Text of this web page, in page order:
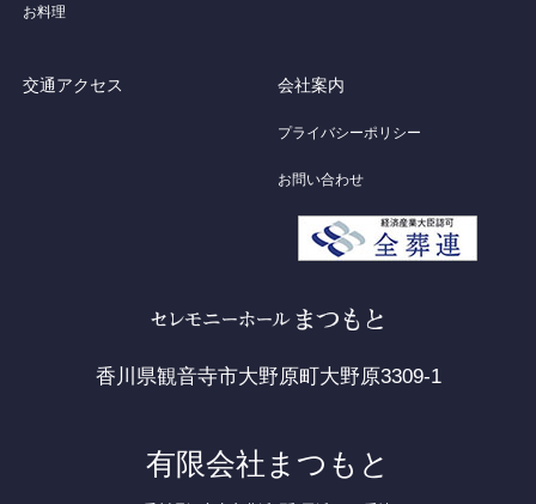
お料理
交通アクセス 会社案内
プライバシーポリシー
お問い合わせ
香川県観音寺市大野原町大野原3309-1
有限会社まつもと